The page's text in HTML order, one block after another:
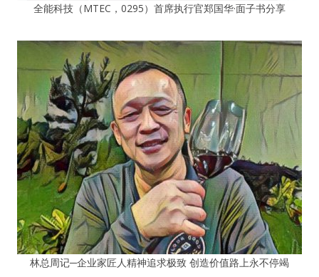
全能科技（MTEC，0295）首席执行官郑国华·面子书分享
林总周记─企业家匠人精神追求极致 创造价值路上永不停竭